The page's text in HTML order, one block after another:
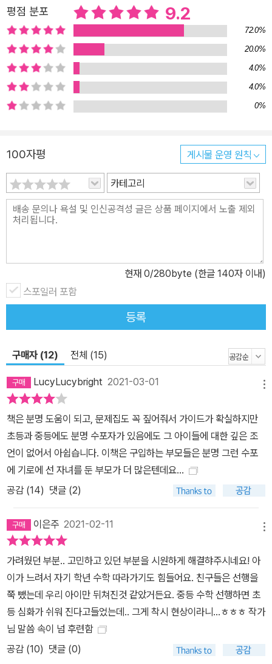
기주도성’에 있다. 이 책에서는 문제해결력과 자기주도성을 기르기
위한 방법과 부모의 전략을 세세하게 제시한다. 나이와 실력별로 세
분화하여 서술했기에, 누구나 이 책을 읽고 적용 가능하다. 하지만 문
제해결력을 기르는 골든타임은 명확하므로, 아이가 한 살이라도 더
어릴 때 집을수록 좋은 책이다. ◆ 수학뿐만 아니라 전 과목을 잘하게
만드는 공부 습관 수학을 올바르게 공부하는 법과 별도로 초등 때부
터 기르는 공부 습관을 알려준다. 엉덩이의 힘을 길러 열심히 자기주
가 전 과목을 잘하게 돕는다. 물론 시중에 나와 있는 ‘특별하거나 효율
적인’ 기억법 혹은 공부법과는 거리가 멀다. 어디까지나 공부 습관의
본질에 충실했으며, 본질을 이해하고 알기 위한 방법으로 가득하다.
평점 분포 9.2
72.0%
20.0%
4.0%
4.0%
0%
100자평 게시물 운영 원칙
카테고리
현재 0/280byte (한글 140자 이내)
스포일러 포함
등록
구매자 (12) 전체 (15)
LucyLucybright 2021-03-01
책은 분명 도움이 되고, 문제집도 꼭 짚어줘서 가이드가 확실하지만
초등과 중등에도 분명 수포자가 있음에도 그 아이들에 대한 깊은 조
언이 없어서 아쉽습니다. 이책은 구입하는 부모들은 분명 그런 수포
에 기로에 선 자녀를 둔 부모가 더 많은텐데요...
공감 (14) 댓글 (2)
이은주 2021-02-11
가려웠던 부분.. 고민하고 있던 부분을 시원하게 해결햐주시네요! 아
이가 느려서 자기 학년 수학 따라가기도 힘들어요. 친구들은 선행을
쭉 뺐는데 우리 아이만 뒤쳐진것 같았거든요. 중등 수학 선행하면 초
등 심화가 쉬워 진다고들었는데.. 그게 착시 현상이라니...ㅎㅎㅎ 작가
님 말씀 속이 넘 후련함
공감 (10) 댓글 (0)